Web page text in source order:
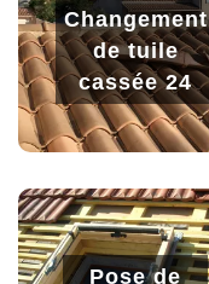
Changement
de tuile
cassée 24
Pose de